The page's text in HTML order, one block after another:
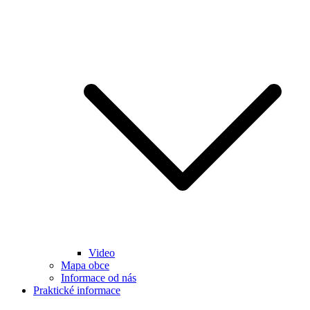
Video
Mapa obce
Informace od nás
Praktické informace